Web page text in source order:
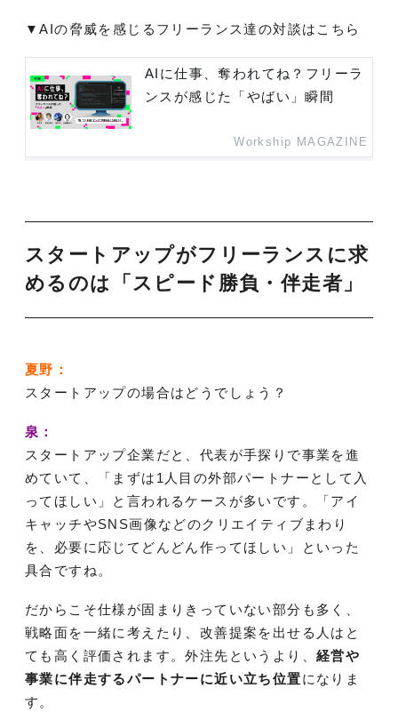
▼AIの脅威を感じるフリーランス達の対談はこちら
AIに仕事、奪われてね？フリーラ
ンスが感じた「やばい」瞬間
Workship MAGAZINE
スタートアップがフリーランスに求
めるのは「スピード勝負・伴走者」
夏野：
スタートアップの場合はどうでしょう？
泉：
スタートアップ企業だと、代表が手探りで事業を進
めていて、「まずは1人目の外部パートナーとして入
ってほしい」と言われるケースが多いです。「アイ
キャッチやSNS画像などのクリエイティブまわり
を、必要に応じてどんどん作ってほしい」といった
具合ですね。
だからこそ仕様が固まりきっていない部分も多く、
戦略面を一緒に考えたり、改善提案を出せる人はと
ても高く評価されます。外注先というより、 経営や
事業に伴走するパートナーに近い立ち位置になりま
す。